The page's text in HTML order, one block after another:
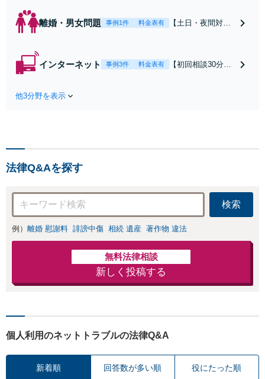
離婚・男女問題 事例1件 料金表有
【土日・夜間対応
れたら、サインす
インターネット 事例3件 料金表有
【初回相談30分無
お店の風評被害対
応可：開示請求の
意見照会が来たと
きの対処法、被害
者との示談交渉
他3分野を表示
法律Q&Aを探す
検索
例） 離婚 慰謝料 誹謗中傷 相続 遺産 著作物 違法
無料法律相談
新しく投稿する
個人利用のネットトラブルの法律Q&A
新着順 回答数が多い順 役にたった順